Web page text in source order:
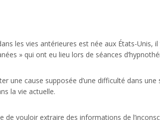
les vies antérieures est née aux États-Unis,
» qui ont eu lieu lors de séances
une cause supposée d’une difficulté dans
la vie actuelle.
de vouloir extraire des informations de